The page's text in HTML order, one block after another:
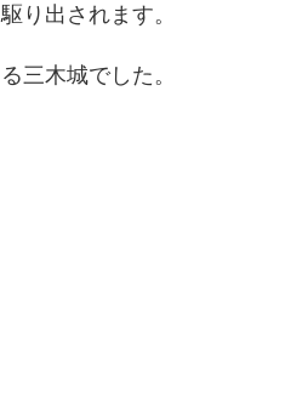
り出されます。
三木城でした。